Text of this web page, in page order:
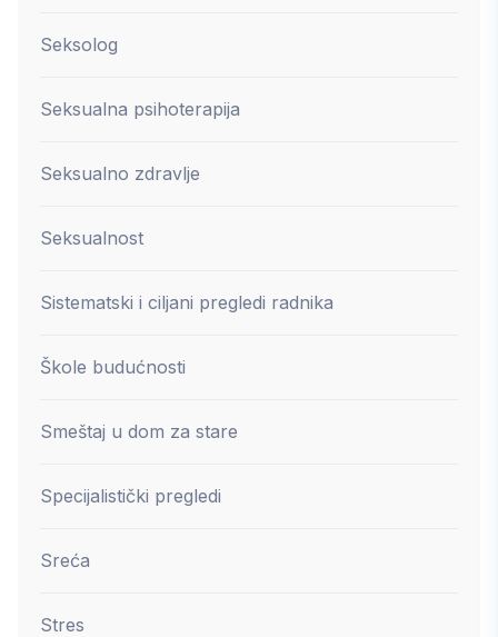
Seksolog
Seksualna psihoterapija
Seksualno zdravlje
Seksualnost
Sistematski i ciljani pregledi radnika
Škole budućnosti
Smeštaj u dom za stare
Specijalistički pregledi
Sreća
Stres